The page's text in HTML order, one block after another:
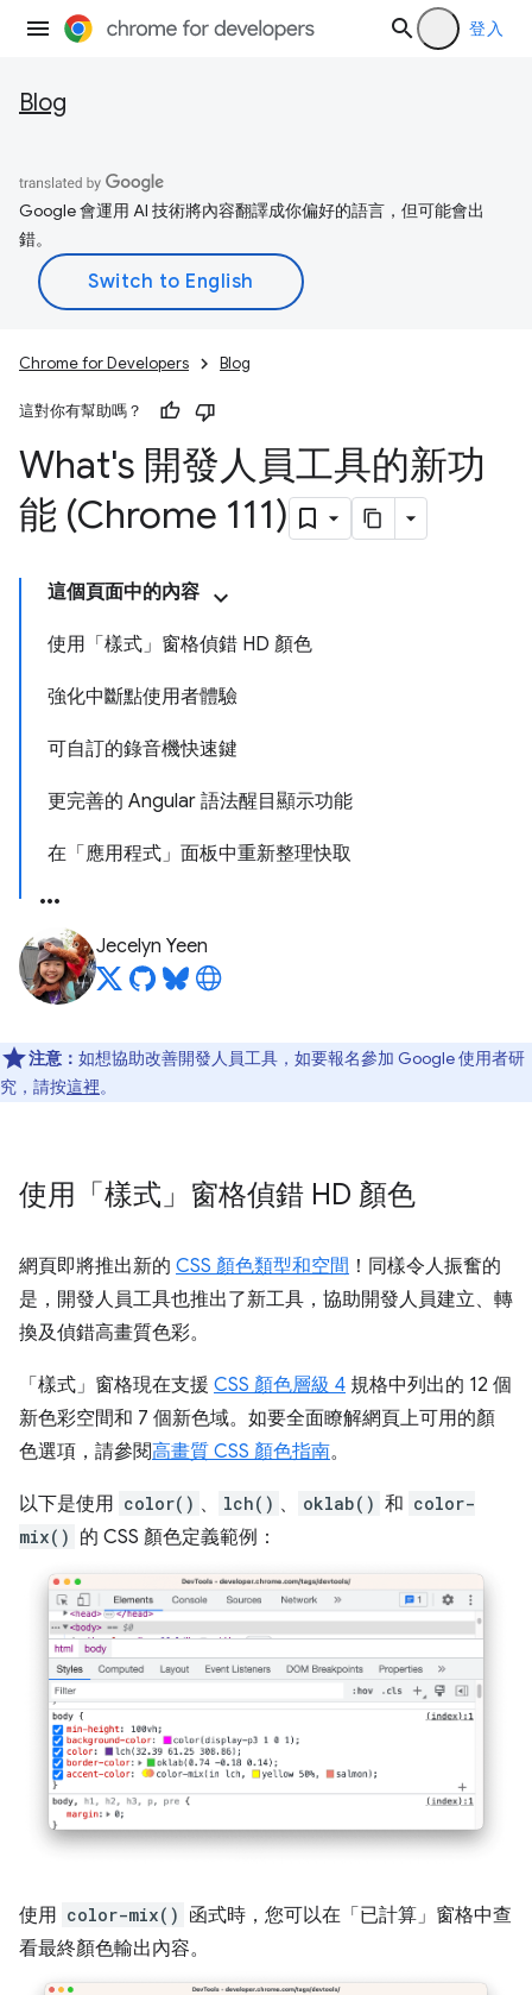
登入
Blog
Google 會運用 AI 技術將內容翻譯成你偏好的語言，但可能會出
錯。
Chrome for Developers Blog
這對你有幫助嗎？
What's 開發人員工具的新功
能 (Chrome 111)
這個頁面中的內容
使用「樣式」窗格偵錯 HD 顏色
強化中斷點使用者體驗
可自訂的錄音機快速鍵
更完善的 Angular 語法醒目顯示功能
在「應用程式」面板中重新整理快取
Jecelyn Yeen
注意： 如想協助改善開發人員工具，如要報名參加 Google 使用者研
究，請按這裡。
使用「樣式」窗格偵錯 HD 顏色
網頁即將推出新的 CSS 顏色類型和空間 ！同樣令人振奮的
是，開發人員工具也推出了新工具，協助開發人員建立、轉
換及偵錯高畫質色彩。
「樣式」 窗格現在支援 CSS 顏色層級 4 規格中列出的 12 個
新色彩空間和 7 個新色域。如要全面瞭解網頁上可用的顏
色選項，請參閱高畫質 CSS 顏色指南。
以下是使用 color() 、 lch() 、 oklab() 和 color-
mix() 的 CSS 顏色定義範例：
使用 color-mix() 函式時，您可以在「已計算」 窗格中查
看最終顏色輸出內容。